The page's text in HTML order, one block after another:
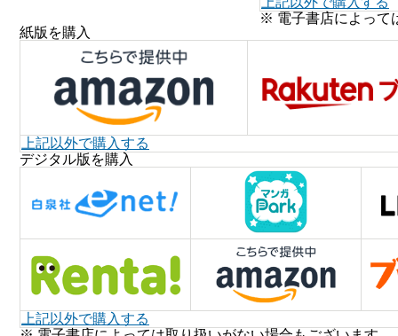
※ 電子書店によって
紙版を購入
上記以外で購入する
デジタル版を購入
上記以外で購入する